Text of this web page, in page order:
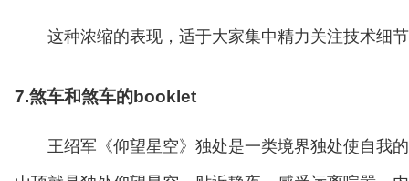
这种浓缩的表现，适于大家集中精力关注技术细
7.煞车和煞车的booklet
王绍军《仰望星空》独处是一类境界独处使自我